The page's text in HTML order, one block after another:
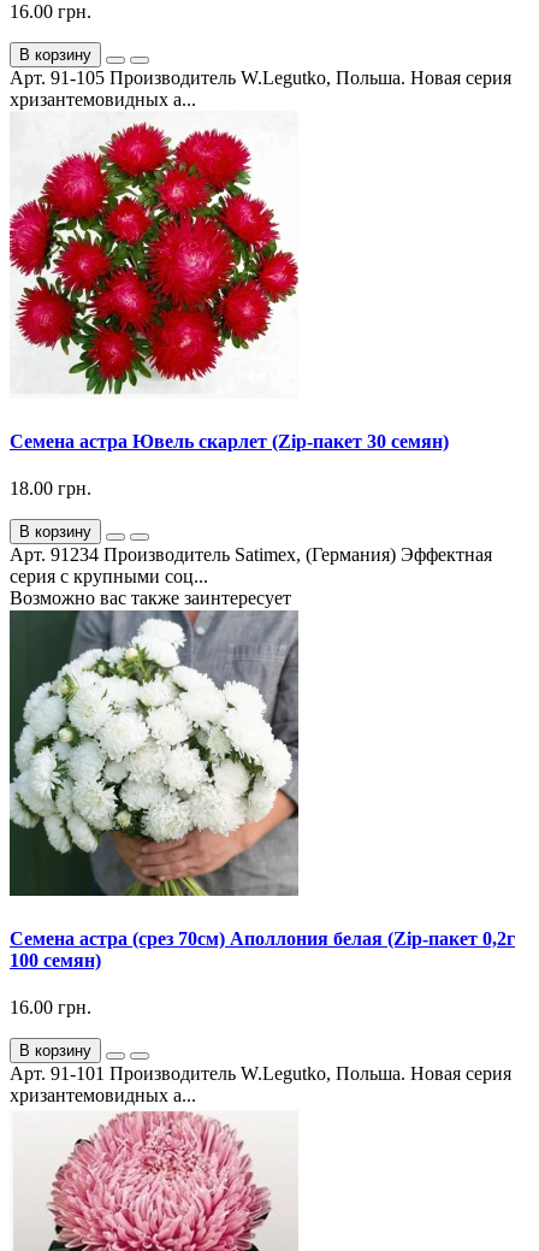
16.00 грн.
В корзину
Арт. 91-105 Производитель W.Legutko, Польша. Новая серия
хризантемовидных а...
Семена астра Ювель скарлет (Zip-пакет 30 семян)
18.00 грн.
В корзину
Арт. 91234 Производитель Satimex, (Германия) Эффектная
серия с крупными соц...
Возможно вас также заинтересует
Семена астра (срез 70см) Аполлония белая (Zip-пакет 0,2г
100 семян)
16.00 грн.
В корзину
Арт. 91-101 Производитель W.Legutko, Польша. Новая серия
хризантемовидных а...